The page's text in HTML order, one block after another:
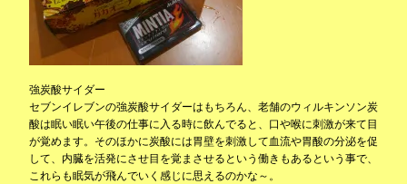
強炭酸サイダー
セブンイレブンの強炭酸サイダーはもちろん、老舗のウィルキンソン炭
酸は眠い眠い午後の仕事に入る時に飲んでると、口や喉に刺激が来て目
が覚めます。そのほかに炭酸には胃壁を刺激して血流や胃酸の分泌を促
して、内臓を活発にさせ目を覚まさせるという働きもあるという事で、
これらも眠気が飛んでいく感じに思えるのかな～。